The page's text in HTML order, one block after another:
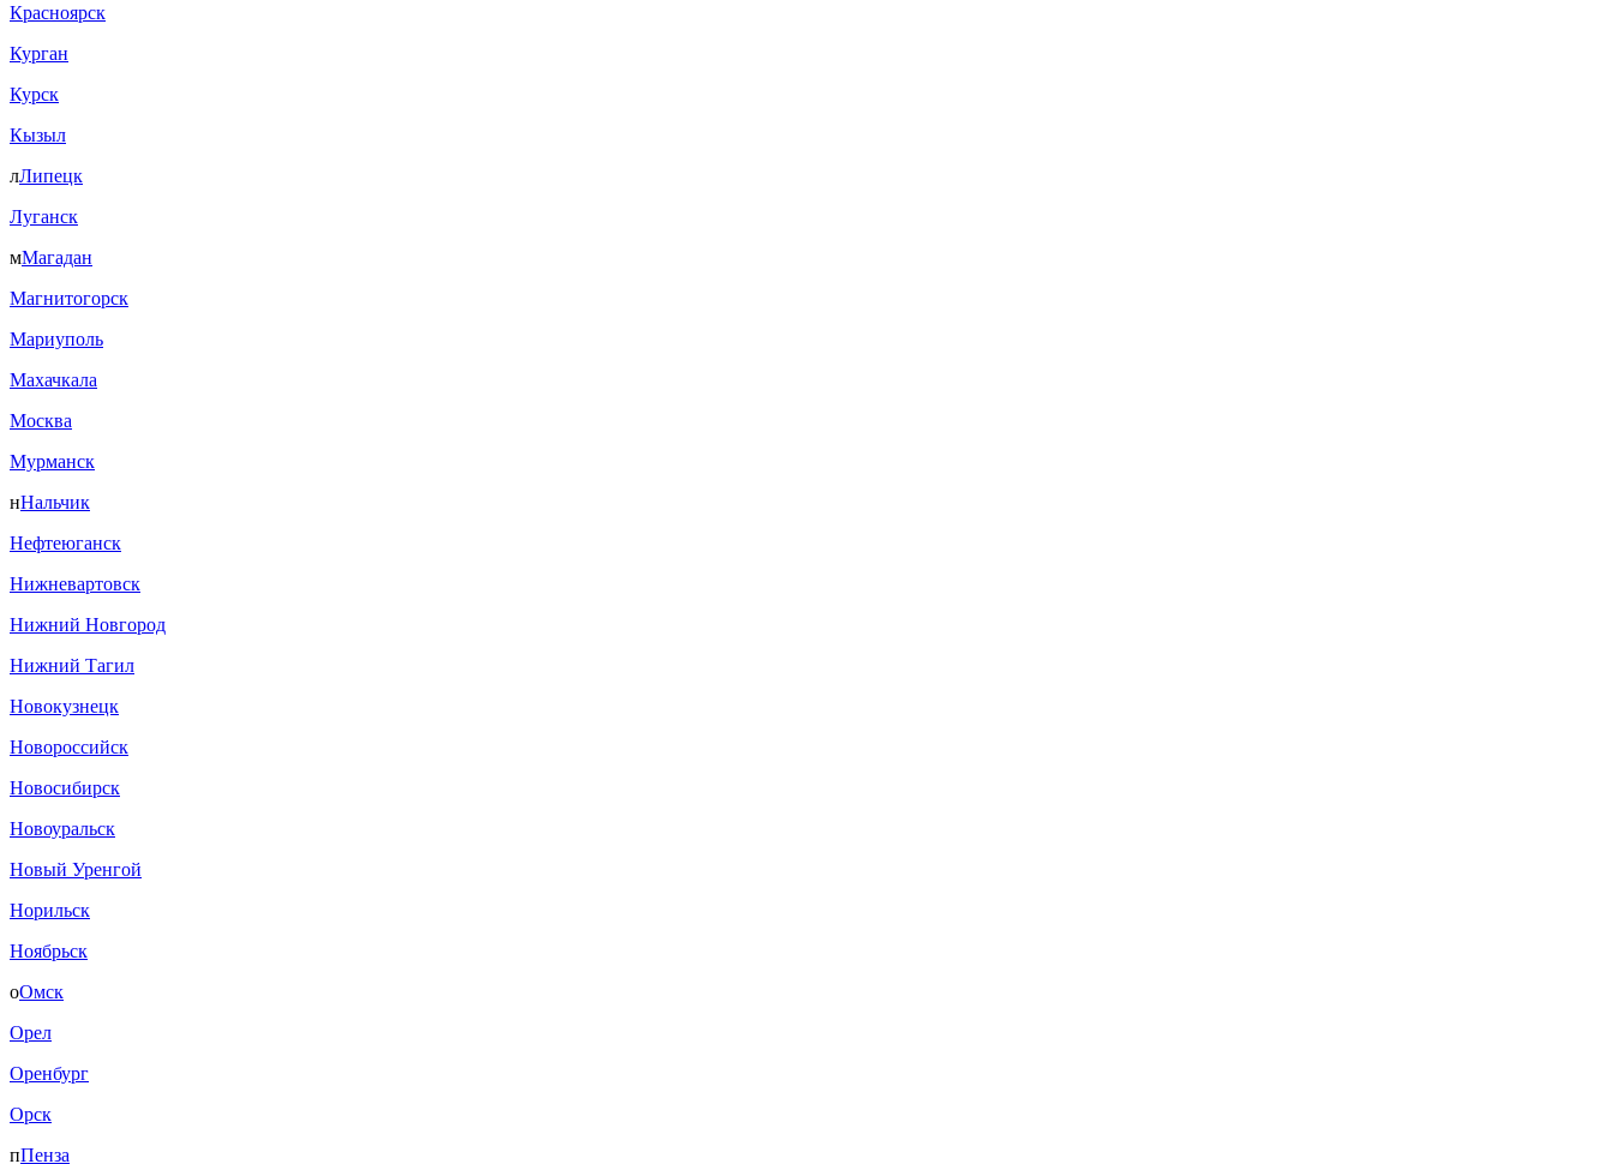
Красноярск
Курган
Курск
Кызыл
лЛипецк
Луганск
мМагадан
Магнитогорск
Мариуполь
Махачкала
Москва
Мурманск
нНальчик
Нефтеюганск
Нижневартовск
Нижний Новгород
Нижний Тагил
Новокузнецк
Новороссийск
Новосибирск
Новоуральск
Новый Уренгой
Норильск
Ноябрьск
оОмск
Орел
Оренбург
Орск
пПенза